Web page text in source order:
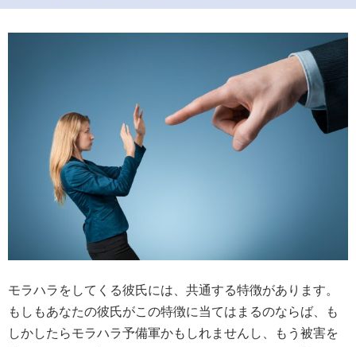
モラハラをしてくる彼氏には、共通する特徴があります。
もしもあなたの彼氏がこの特徴に当てはまるのならば、も
しかしたらモラハラ予備軍かもしれませんし、もう被害を